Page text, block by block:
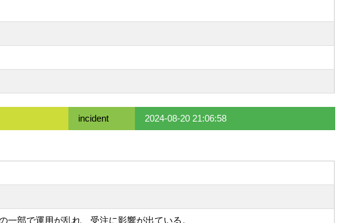
incident 2024-08-20 21:06:58
部で運用が乱れ、受注に影響が出ている。